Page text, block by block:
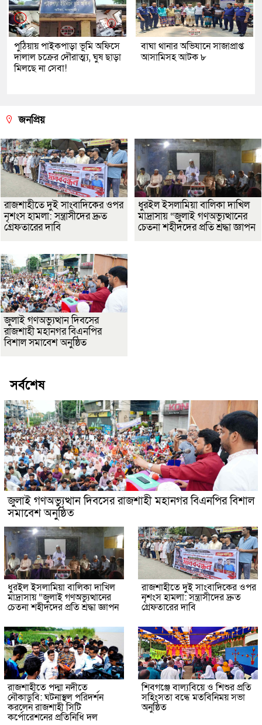
পুঠিয়ায় পাইকপাড়া ভূমি অফিসে
দালাল চক্রের দৌরাত্ম্য, ঘুষ ছাড়া
মিলছে না সেবা!
বাঘা থানার অভিযানে সাজাপ্রাপ্ত
আসামিসহ আটক ৮
জনপ্রিয়
রাজশাহীতে দুই সাংবাদিকের ওপর
নৃশংস হামলা: সন্ত্রাসীদের দ্রুত
গ্রেফতারের দাবি
ধুরইল ইসলামিয়া বালিকা দাখিল
মাদ্রাসায় “জুলাই গণঅভ্যুত্থানের
চেতনা শহীদদের প্রতি শ্রদ্ধা জ্ঞাপন
জুলাই গণঅভ্যুত্থান দিবসের
রাজশাহী মহানগর বিএনপির
বিশাল সমাবেশ অনুষ্ঠিত
সর্বশেষ
জুলাই গণঅভ্যুত্থান দিবসের রাজশাহী মহানগর বিএনপির বিশাল
সমাবেশ অনুষ্ঠিত
ধুরইল ইসলামিয়া বালিকা দাখিল
মাদ্রাসায় “জুলাই গণঅভ্যুত্থানের
চেতনা শহীদদের প্রতি শ্রদ্ধা জ্ঞাপন
রাজশাহীতে দুই সাংবাদিকের ওপর
নৃশংস হামলা: সন্ত্রাসীদের দ্রুত
গ্রেফতারের দাবি
রাজশাহীতে পদ্মা নদীতে
নৌকাডুবি: ঘটনাস্থল পরিদর্শন
করলেন রাজশাহী সিটি
কর্পোরেশনের প্রতিনিধি দল
শিবগঞ্জে বাল্যবিয়ে ও শিশুর প্রতি
সহিংসতা বন্ধে মতবিনিময় সভা
অনুষ্ঠিত